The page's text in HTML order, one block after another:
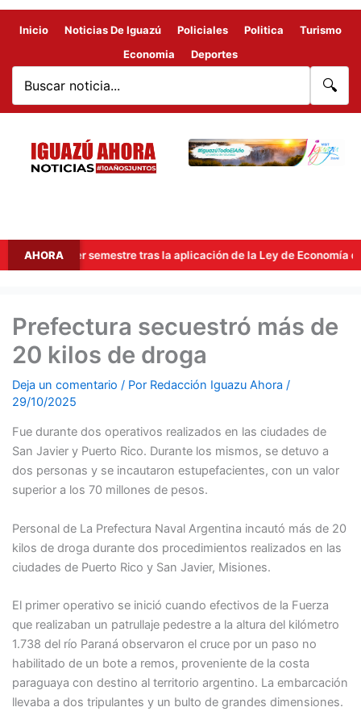
Inicio Noticias De Iguazú Policiales Politica
Turismo
Economia
Deportes
🔍
AHORA
semestre tras la aplicación de la Ley de Economía del
Prefectura secuestró más de
20 kilos de droga
Deja un comentario / Por Redacción Iguazu Ahora /
29/10/2025
Fue durante dos operativos realizados en las ciudades de
San Javier y Puerto Rico. Durante los mismos, se detuvo a
dos personas y se incautaron estupefacientes, con un valor
superior a los 70 millones de pesos.
Personal de La Prefectura Naval Argentina incautó más de 20
kilos de droga durante dos procedimientos realizados en las
ciudades de Puerto Rico y San Javier, Misiones.
El primer operativo se inició cuando efectivos de la Fuerza
que realizaban un patrullaje pedestre a la altura del kilómetro
1.738 del río Paraná observaron el cruce por un paso no
habilitado de un bote a remos, proveniente de la costa
paraguaya con destino al territorio argentino. La embarcación
llevaba a dos tripulantes y un bulto de grandes dimensiones.